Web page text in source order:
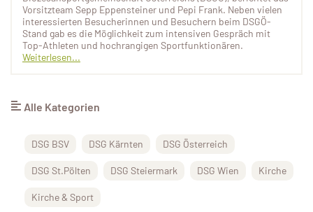
Vorsitzteam Sepp Eppensteiner und Pepi Frank. Neben vielen
interessierten Besucherinnen und Besuchern beim DSGÖ-
Stand gab es die Möglichkeit zum intensiven Gespräch mit
Top-Athleten und hochrangigen Sportfunktionären.
Weiterlesen...
Alle Kategorien
DSG BSV DSG Kärnten DSG Österreich
DSG St.Pölten DSG Steiermark DSG Wien Kirche
Kirche & Sport